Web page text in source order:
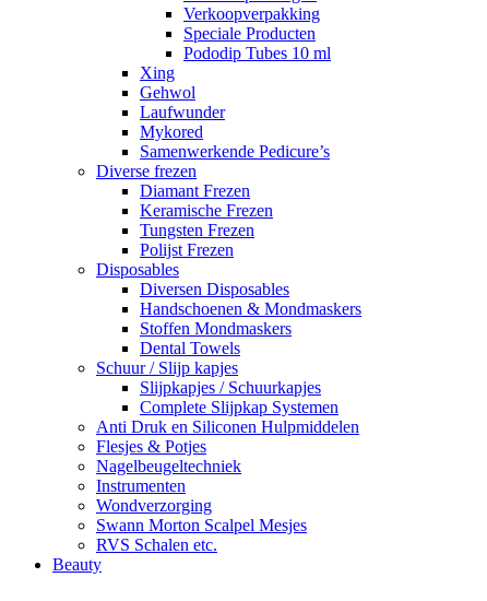
Verkoopverpakking
Speciale Producten
Pododip Tubes 10 ml
Xing
Gehwol
Laufwunder
Mykored
Samenwerkende Pedicure’s
Diverse frezen
Diamant Frezen
Keramische Frezen
Tungsten Frezen
Polijst Frezen
Disposables
Diversen Disposables
Handschoenen & Mondmaskers
Stoffen Mondmaskers
Dental Towels
Schuur / Slijp kapjes
Slijpkapjes / Schuurkapjes
Complete Slijpkap Systemen
Anti Druk en Siliconen Hulpmiddelen
Flesjes & Potjes
Nagelbeugeltechniek
Instrumenten
Wondverzorging
Swann Morton Scalpel Mesjes
RVS Schalen etc.
Beauty